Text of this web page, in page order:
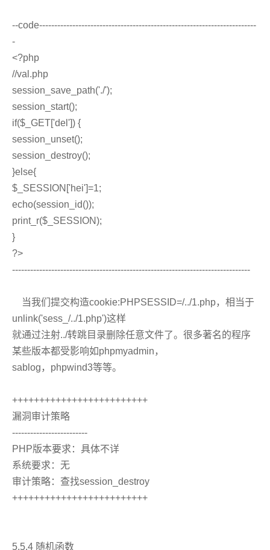
--code------------------------------------------------------------------------
-
<?php
//val.php
session_save_path('./');
session_start();
if($_GET['del']) {
session_unset();
session_destroy();
}else{
$_SESSION['hei']=1;
echo(session_id());
print_r($_SESSION);
}
?>
-------------------------------------------------------------------------------
当我们提交构造cookie:PHPSESSID=/../1.php，相当于
unlink('sess_/../1.php')这样
就通过注射../转跳目录删除任意文件了。很多著名的程序
某些版本都受影响如phpmyadmin，
sablog，phpwind3等等。
+++++++++++++++++++++++++
漏洞审计策略
-------------------------
PHP版本要求：具体不详
系统要求：无
审计策略：查找session_destroy
+++++++++++++++++++++++++
5.5.4 随机函数